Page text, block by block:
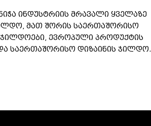
ინდუსტრიის მრავალი ყველაზე
მათ შორის საერთაშორისო
ჯილდოები, ევროპული პროდუქტის
საერთაშორისო დიზაინის ჯილდო.